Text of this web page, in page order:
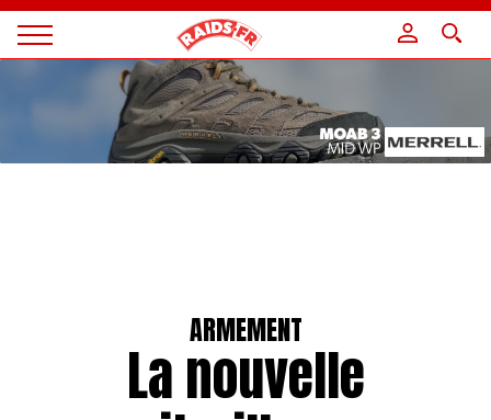
Magazine
ARMEMENT
La nouvelle
Panneau de gestion des cookies